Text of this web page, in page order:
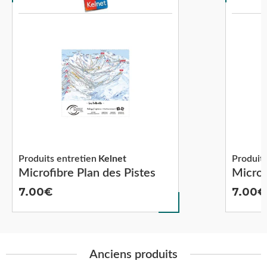
Microfibre Plan des Pistes
Produits entretien Kelnet
7.00 7.00
Anciens produits